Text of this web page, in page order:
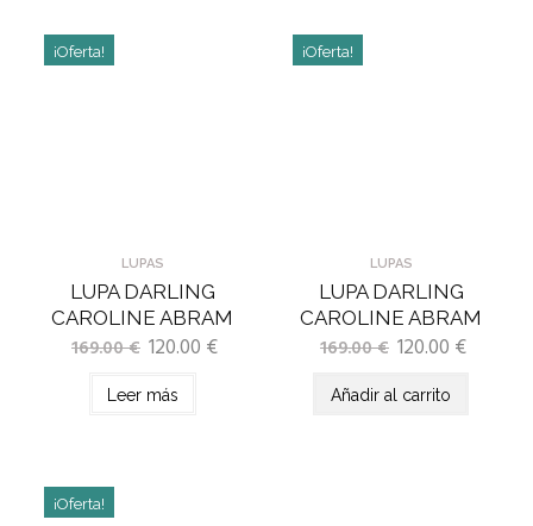
LUPAS
LUPA DARLING
CAROLINE ABRAM
169.00€ 120.00 €
¡Oferta!
Leer más
LUPAS
LUPA DARLING
CAROLINE ABRAM
169.00€ 120.00 €
¡Oferta!
Añadir al carrito
¡Oferta!